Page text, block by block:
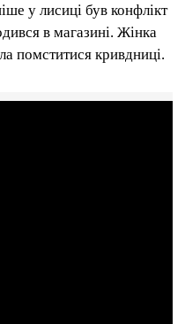
у лисиці був конфлікт
в магазині. Жінка
помститися кривдниці.